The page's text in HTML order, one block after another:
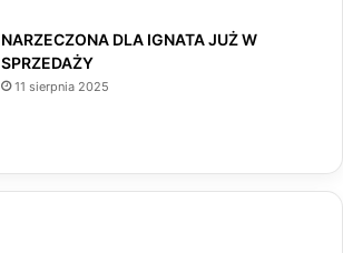
NARZECZONA DLA IGNATA JUŻ W
SPRZEDAŻY
11 sierpnia 2025